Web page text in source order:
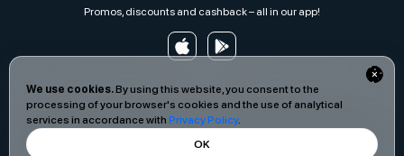
We use cookies.By using this website, you consent to the
processing of your browser's cookies and the use of analytical
services in accordance with Privacy Policy.
OK
Promos, discounts and cashback – all in our app!